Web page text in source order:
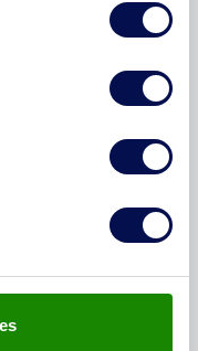
SKYVEDØRER
TAVLEDØR